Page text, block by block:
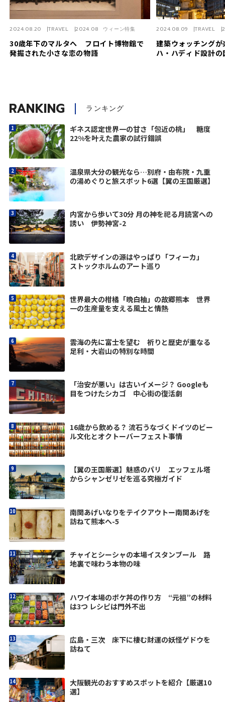
30歳年下のマルタへ フロイト博物館で
発掘された小さな恋の物語
2024.08.20 TRAVEL 2024.08 ウィーン特集
建築ウォッチング
ハ・ハディド設計
2024.08.09 TRAVEL
RANKING ランキング
ギネス認定世界一の甘さ「包近の桃」 糖度
22%を叶えた農家の試行錯誤
温泉県大分の観光なら…別府・由布院・九重
の湯めぐりと旅スポット6選【翼の王国厳選】
内宮から歩いて30分 月の神を祀る月読宮への
誘い 伊勢神宮-2
北欧デザインの源はやっぱり「フィーカ」
ストックホルムのアート巡り
世界最大の柑橘「晩白柚」の故郷熊本 世界
一の生産量を支える風土と情熱
雲海の先に富士を望む 祈りと歴史が重なる
足利・大岩山の特別な時間
「治安が悪い」は古いイメージ？ Googleも
目をつけたシカゴ 中心街の復活劇
16歳から飲める？ 流石うなづくドイツのビー
ル文化とオクトーバーフェスト事情
【翼の王国厳選】魅惑のパリ エッフェル塔
からシャンゼリゼを巡る究極ガイド
南関あげいなりをテイクアウトー南関あげを
訪ねて熊本へ-5
チャイとシーシャの本場イスタンブール 路
地裏で味わう本物の味
ハワイ本場のポケ丼の作り方 “元祖”の材料
は3つ レシピは門外不出
広島・三次 床下に棲む財運の妖怪ゲドウを
訪ねて
大阪観光のおすすめスポットを紹介【厳選10
選】